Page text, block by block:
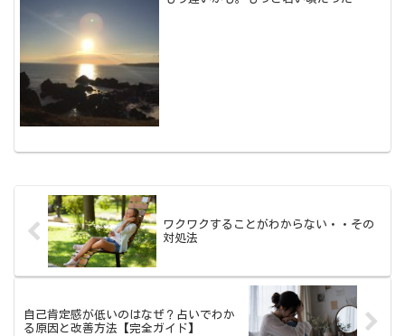
ワクワクすることがわからない・・その
対処法
自己肯定感が低いのはなぜ？占いでわか
る原因と改善方法【完全ガイド】